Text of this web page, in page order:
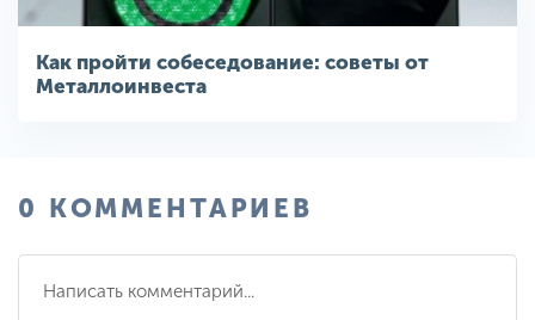
Как пройти собеседование: советы от
Металлоинвеста
0 КОММЕНТАРИЕВ